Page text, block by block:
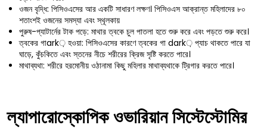
ওজন বৃদ্ধি: পিসিওএসের আর একটি সাধারণ লক্ষণ। পিসিওএস আক্রান্ত মহিলাদের ৮০
শতাংশই ওজনের সমস্যা এবং স্থূলকায়
পুরুষ-প্যাটার্নের টাক পড়ে: মাথার ত্বকে চুল পাতলা হতে শুরু করে এবং পড়তে শুরু করে।
ত্বকের গাark় হওয়া: পিসিওএসের কারণে ত্বকের গা dark় প্যাচ থাকতে পারে যা
ঘাড়ে, কুঁচকিতে এবং স্তনের নীচে শরীরের ক্রিজ সৃষ্টি করতে পারে।
মাথাব্যথা: শরীরে হরমোনীয় ওঠানামা কিছু মহিলার মাথাব্যথাকে ট্রিগার করতে পারে।
ল্যাপারোস্কোপিক ওভারিয়ান সিস্টেস্টোমির